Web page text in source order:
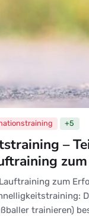
–
zum
trainieren)
+5